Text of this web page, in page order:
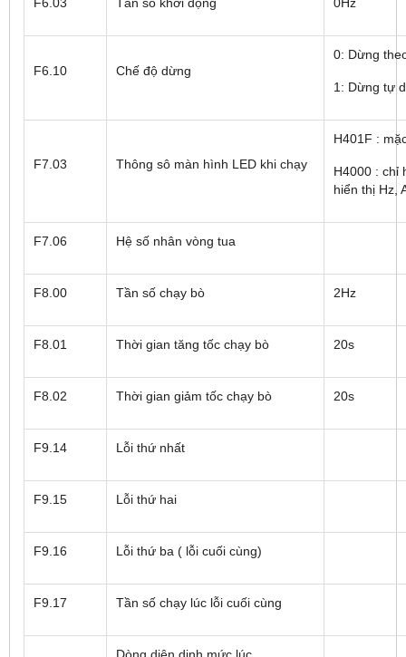
F6.10 Chế độ dừng
0: Dừng
1: Dừng tự
F7.03 Thông sô màn hình LED khi chạy
H401F :
H4000 : chỉ
hiển thị Hz,
F7.06 Hệ số nhân vòng tua
F8.00 Tần số chạy bò 2Hz
F8.01 Thời gian tăng tốc chạy bò 20s
F8.02 Thời gian giảm tốc chạy bò 20s
F9.14 Lỗi thứ nhất
F9.15 Lỗi thứ hai
F9.16 Lỗi thứ ba ( lỗi cuối cùng)
F9.17 Tần số chạy lúc lỗi cuối cùng